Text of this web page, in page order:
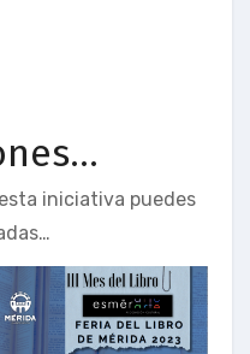
iniciativa puedes